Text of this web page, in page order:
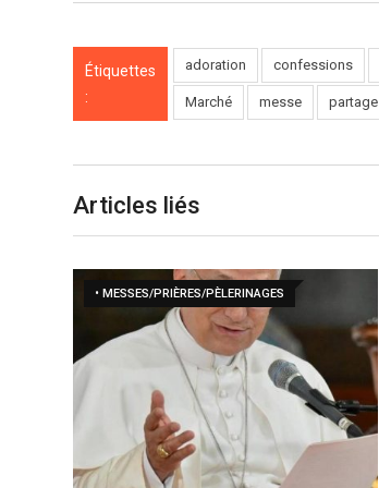
Étiquettes
:
adoration confessions
Marché messe partage
Articles liés
• MESSES/PRIÈRES/PÈLERINAGES